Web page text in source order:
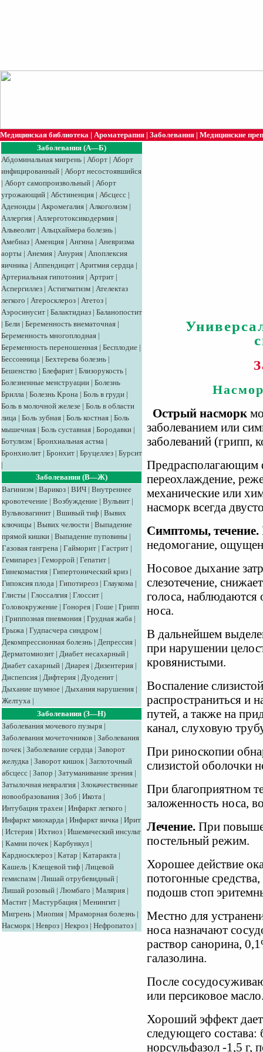
Медицинская библиотека | Ароматерапия | Заболевания | Медицинские
Заболевания (А—Б)
Абдоминальная мигрень | Аборт | Аборт
инфицированный | Аборт несостоявшийся
| Аборт самопроизвольный | Аборт
угрожающий | Абстиненция | Абсцесс |
Аденоиды | Акромегалия | Алкоголизм |
Аллергия | Аллерготоксикодермия |
Альвеолит | Альцхаймера болезнь |
Амебиаз | Аменция | Ангина | Аневризма
аорты | Анемия | Анурия | Апоплексия
яичника | Аппендицит | Аритмия сердца |
Артериальная гипотония | Артрит |
Аспергиллез | Астигматизм | Ателектаз
легкого | Атеросклероз | Атетоз |
Аэросинусит | Балактидиаз | Баланопостит
| Бели | Беременность внематочная |
Беременность многоплодная |
Беременность переношенная | Бесплодие |
Бессонница | Бехтерева болезнь |
Бешенство | Блефарит | Близорукость |
Болезненные менструации | Болезнь
Брилла | Болезнь Крона | Боль в груди |
Боль в молочной железе | Боль в области
лица | Боль зубная | Боль костная | Боль
мышечная | Боль суставная | Бородавки |
Ботулизм | Бронхиальная астма |
Бронхиолит | Бронхит | Бруцеллез | Бурсит
|
Заболевания (В—Ж)
Вагинизм | Варикоз | ВИЧ | Внутреннее
кровотечение | Возбуждение | Вульвит |
Вульвовагинит | Вшивый тиф | Вывих
ключицы | Вывих челюсти | Выпадение
прямой кишки | Выпадение пуповины |
Газовая гангрена | Гайморит | Гастрит |
Гемипарез | Геморрой | Гепатит |
Гинекомастия | Гипертонический криз |
Гипоксия плода | Гипотиреоз | Глаукома |
Глисты | Глоссалгия | Глоссит |
Головокружение | Гонорея | Гоше | Грипп
| Гриппозная пневмония | Грудная жаба |
Грыжа | Гудпасчера синдром |
Декомпрессионная болезнь | Депрессия |
Дерматомиозит | Диабет несахарный |
Диабет сахарный | Диарея | Дизентерия |
Диспепсия | Дифтерия | Дуоденит |
Дыхание шумное | Дыхания нарушения |
Желтуха |
Заболевания (З—Н)
Заболевания мочевого пузыря |
Заболевания мочеточников | Заболевания
почек | Заболевание сердца | Заворот
желудка | Заворот кишок | Заглоточный
абсцесс | Запор | Затуманивание зрения |
Затылочная невралгия | Злокачественные
новообразования | Зоб | Икота |
Интубация трахеи | Инфаркт легкого |
Инфаркт миокарда | Инфаркт яичка | Ирит
| Истерия | Ихтиоз | Ишемический инсульт
| Камни почек | Карбункул |
Кардиосклероз | Катар | Катаракта |
Кашель | Клещевой тиф | Лицевой
гемиспазм | Лишай отрубевидный |
Лишай розовый | Люмбаго | Малярия |
Мастит | Мастурбация | Менингит |
Мигрень | Миопия | Мраморная болезнь |
Насморк | Невроз | Некроз | Нефропатоз |
Острый насморк
заболеванием или
заболеваний (грипп,
Предрасполагающим
переохлаждение,
механические или
насморк всегда
Симптомы, течение.
недомогание,
Носовое дыхание
слезотечение,
голоса,
носа.
В дальнейшем
при нарушении
кровянистыми.
Воспаление
распространиться и
путей, а также на
канал, слуховую
При риноскопии
слизистой оболочки
При благоприятном
заложенность носа,
Лечение. При
постельный режим.
Хорошее действие
потогонные
подошв стоп
Местно для
носа назначают
раствор санорина,
галазолина.
После
или персиковое
Хороший эффект
следующего состава:
норсульфазол -1,5 г,